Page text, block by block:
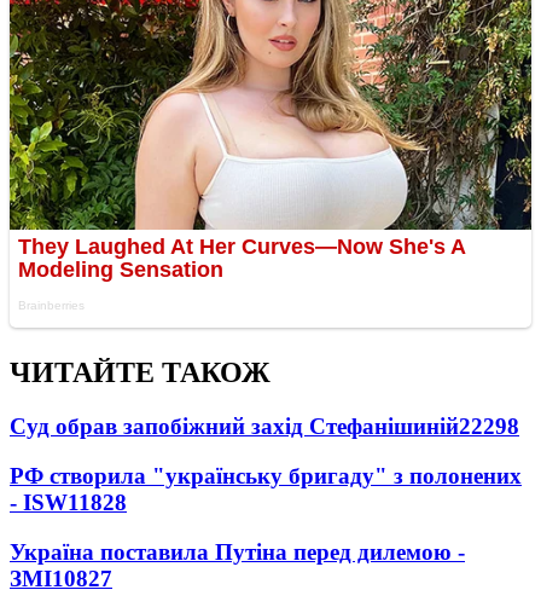
ЧИТАЙТЕ ТАКОЖ
Суд обрав запобіжний захід Стефанішиній22298
РФ створила "українську бригаду" з полонених
- ISW11828
Україна поставила Путіна перед дилемою -
ЗМІ10827